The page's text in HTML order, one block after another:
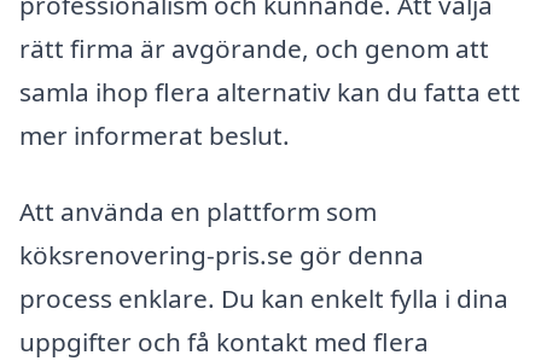
rätt firma är avgörande, och genom att
samla ihop flera alternativ kan du fatta ett
mer informerat beslut.
Att använda en plattform som
köksrenovering-pris.se gör denna
process enklare. Du kan enkelt fylla i dina
uppgifter och få kontakt med flera